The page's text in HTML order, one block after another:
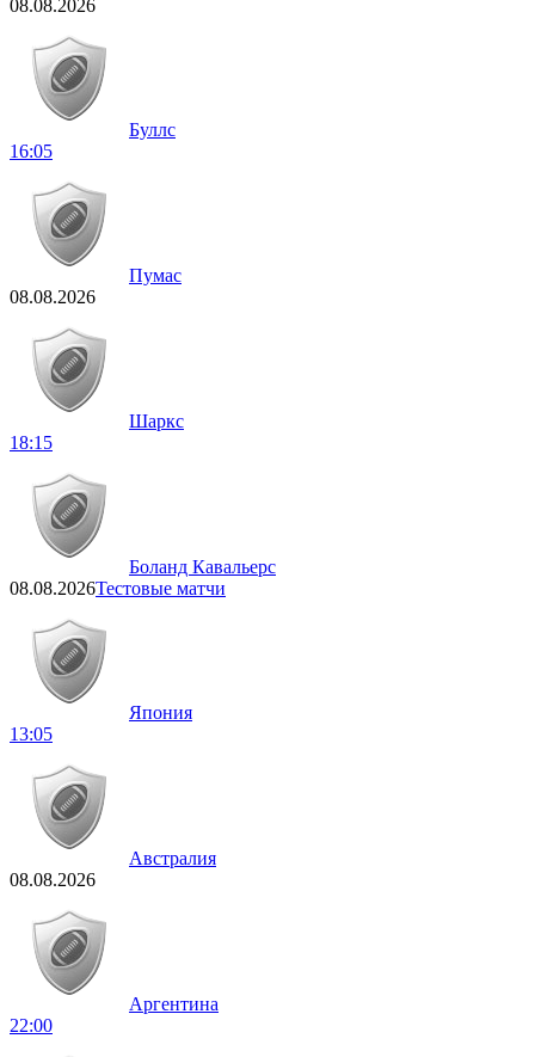
08.08.2026
Буллс
16:05
Пумас
08.08.2026
Шаркс
18:15
Боланд Кавальерс
08.08.2026Тестовые матчи
Япония
13:05
Австралия
08.08.2026
Аргентина
22:00